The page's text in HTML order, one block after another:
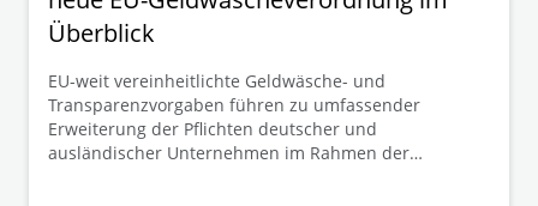
Überblick
EU-weit vereinheitlichte Geldwäsche- und
Transparenzvorgaben führen zu umfassender
Erweiterung der Pflichten deutscher und
ausländischer Unternehmen im Rahmen der